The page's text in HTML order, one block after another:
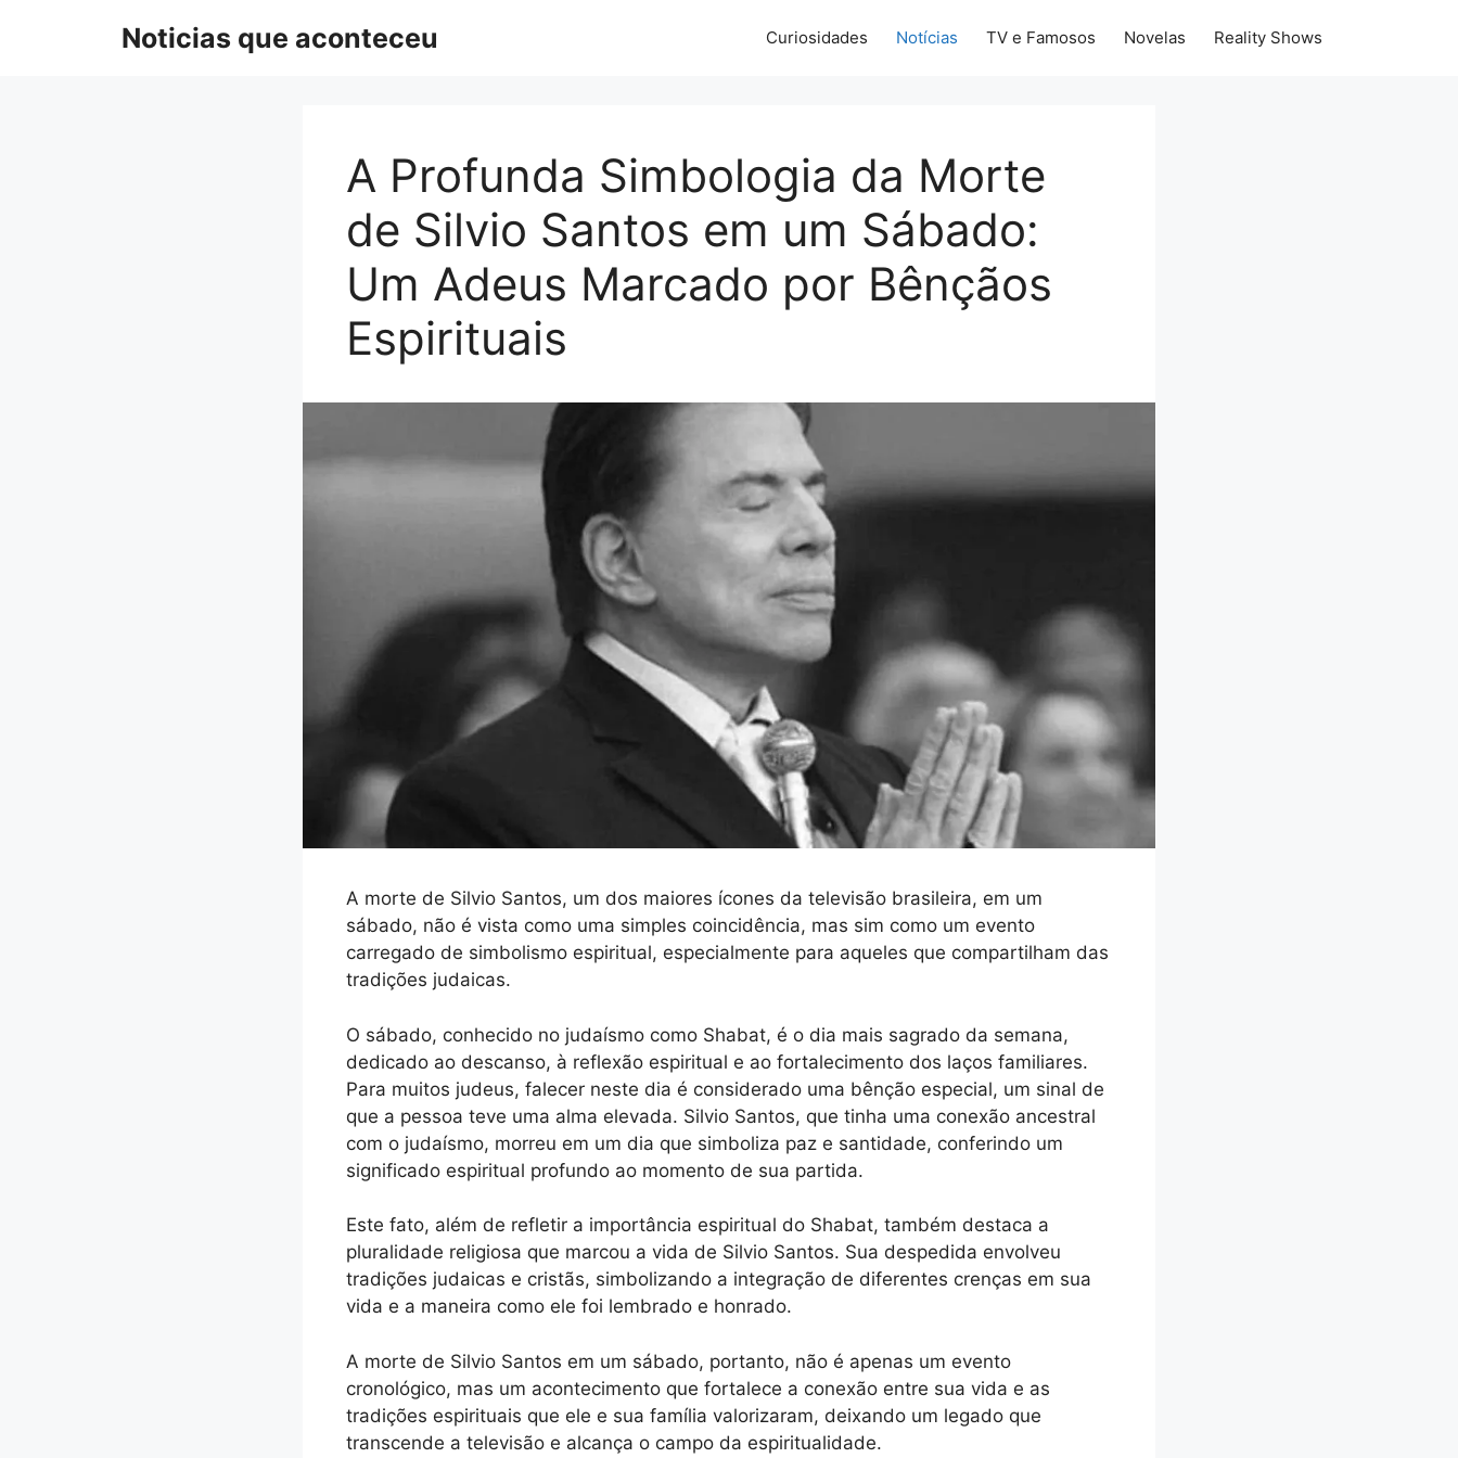
Noticias que aconteceu Curiosidades Notícias TV e Famosos Novelas Reality Shows
A Profunda Simbologia da Morte
de Silvio Santos em um Sábado:
Um Adeus Marcado por Bênçãos
Espirituais
A morte de Silvio Santos, um dos maiores ícones da televisão brasileira, em um
sábado, não é vista como uma simples coincidência, mas sim como um evento
carregado de simbolismo espiritual, especialmente para aqueles que compartilham das
tradições judaicas.
O sábado, conhecido no judaísmo como Shabat, é o dia mais sagrado da semana,
dedicado ao descanso, à reflexão espiritual e ao fortalecimento dos laços familiares.
Para muitos judeus, falecer neste dia é considerado uma bênção especial, um sinal de
que a pessoa teve uma alma elevada. Silvio Santos, que tinha uma conexão ancestral
com o judaísmo, morreu em um dia que simboliza paz e santidade, conferindo um
significado espiritual profundo ao momento de sua partida.
Este fato, além de refletir a importância espiritual do Shabat, também destaca a
pluralidade religiosa que marcou a vida de Silvio Santos. Sua despedida envolveu
tradições judaicas e cristãs, simbolizando a integração de diferentes crenças em sua
vida e a maneira como ele foi lembrado e honrado.
A morte de Silvio Santos em um sábado, portanto, não é apenas um evento
cronológico, mas um acontecimento que fortalece a conexão entre sua vida e as
tradições espirituais que ele e sua família valorizaram, deixando um legado que
transcende a televisão e alcança o campo da espiritualidade.